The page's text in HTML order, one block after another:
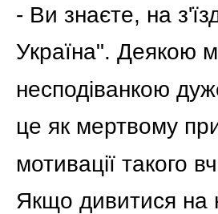
- Ви знаєте, на
Україна". Деякою
несподіванкою
це як мертвому
мотивації такого
Якщо дивитися на